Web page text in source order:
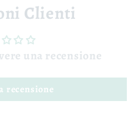
Clienti
una recensione
recensione